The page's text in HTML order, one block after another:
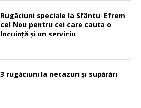
Rugăciuni speciale la Sfântul Efrem
cel Nou pentru cei care cauta o
locuinţă şi un serviciu
3 rugăciuni la necazuri și supărări